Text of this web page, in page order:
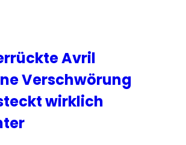
Avril
Verschwörung
wirklich